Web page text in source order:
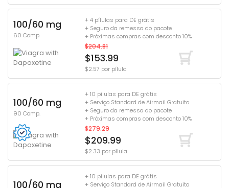
100/60 mg
60 Comp.
+ 4 pílulas para DE grátis
+ Seguro da remessa do pacote
+ Próximas compras com desconto 10%
$204.81
$153.99
$2.57 por pílula
100/60 mg
90 Comp.
+ 10 pílulas para DE grátis
+ Serviço Standard de Airmail Gratuito
+ Seguro da remessa do pacote
+ Próximas compras com desconto 10%
$279.29
$209.99
$2.33 por pílula
100/60 mg
+ 10 pílulas para DE grátis
+ Serviço Standard de Airmail Gratuito